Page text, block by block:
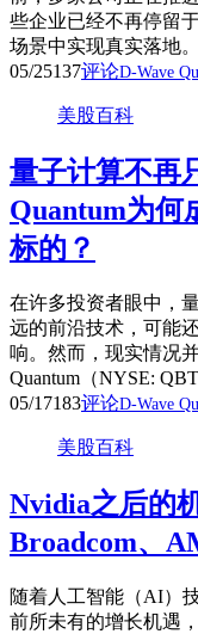
些企业已经不再停留
场景中实现真实落地
05/25137评论D-Wave
美股百科
量子计算不再
Quantum为何
标的？
在许多投资者眼中，
远的前沿技术，可能
响。然而，现实情况
Quantum（NYSE:
05/17183评论D-Wave
美股百科
Nvidia之后的
Broadcom、
随着人工智能（AI）
前所未有的增长机遇